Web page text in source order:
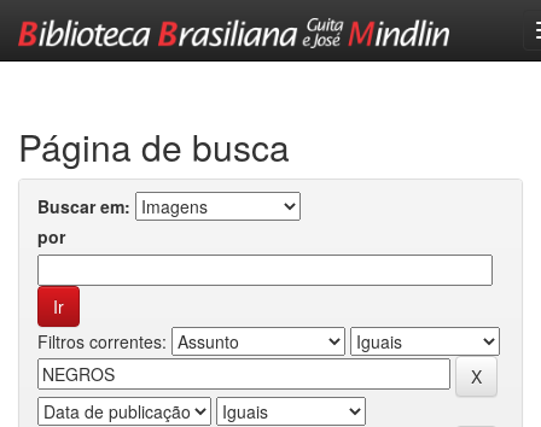
Página de busca
Buscar em:
por
Filtros correntes: